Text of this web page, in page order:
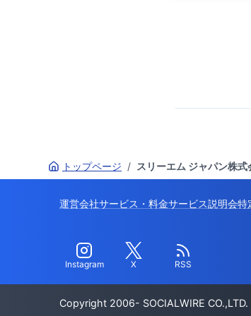
トップページ / スリーエム ジャパン株式
運営会社サービス・料金サービス説明会特
Instagram X RSS
Copyright 2006- SOCIALWIRE